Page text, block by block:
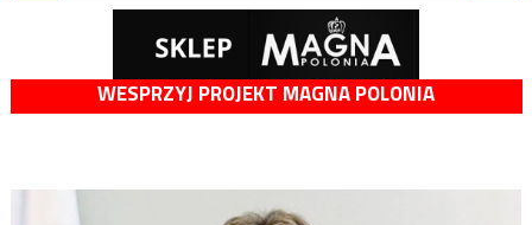
WESPRZYJ PROJEKT MAGNA POLONIA